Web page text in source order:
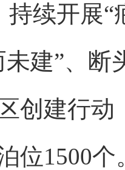
持续开展
未建”、
创建行动
位1500个